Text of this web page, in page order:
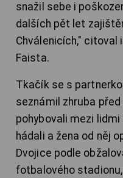
snažil sebe i
dalších pět let
Chválenicích," citoval
Faista.
Tkačík se s
seznámil zhruba
pohybovali mezi
hádali a žena od něj
Dvojice podle
fotbalového